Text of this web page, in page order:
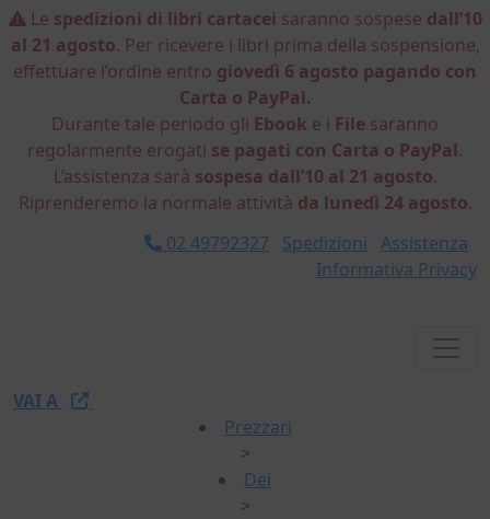
Le spedizioni di libri cartacei saranno sospese dall’10
al 21 agosto. Per ricevere i libri prima della sospensione,
effettuare l’ordine entro giovedì 6 agosto pagando con
Carta o PayPal.
Durante tale periodo gli Ebook e i File saranno
regolarmente erogati se pagati con Carta o PayPal.
L’assistenza sarà sospesa dall’10 al 21 agosto.
Riprenderemo la normale attività da lunedì 24 agosto.
02 49792327
Spedizioni Assistenza
Informativa Privacy
VAI A
Prezzari
>
Dei
>